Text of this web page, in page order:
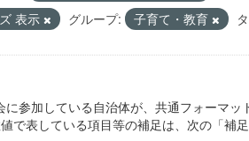
表示
グループ: 子育て・教育
に参加している自治体が、共通フォーマ
で表している項目等の補足は、次の「補